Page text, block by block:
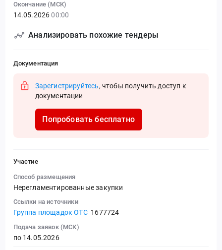
Окончание (МСК)
14.05.2026 00:00
Анализировать похожие тендеры
Документация
Зарегистрируйтесь, чтобы получить доступ к
документации
Попробовать бесплатно
Участие
Способ размещения
Нерегламентированные закупки
Ссылки на источники
Группа площадок ОТС 1677724
Подача заявок (МСК)
по 14.05.2026